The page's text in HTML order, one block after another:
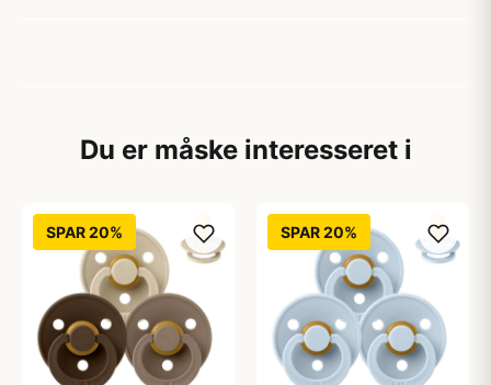
Du er måske interesseret i
SPAR 20% SPAR 20%